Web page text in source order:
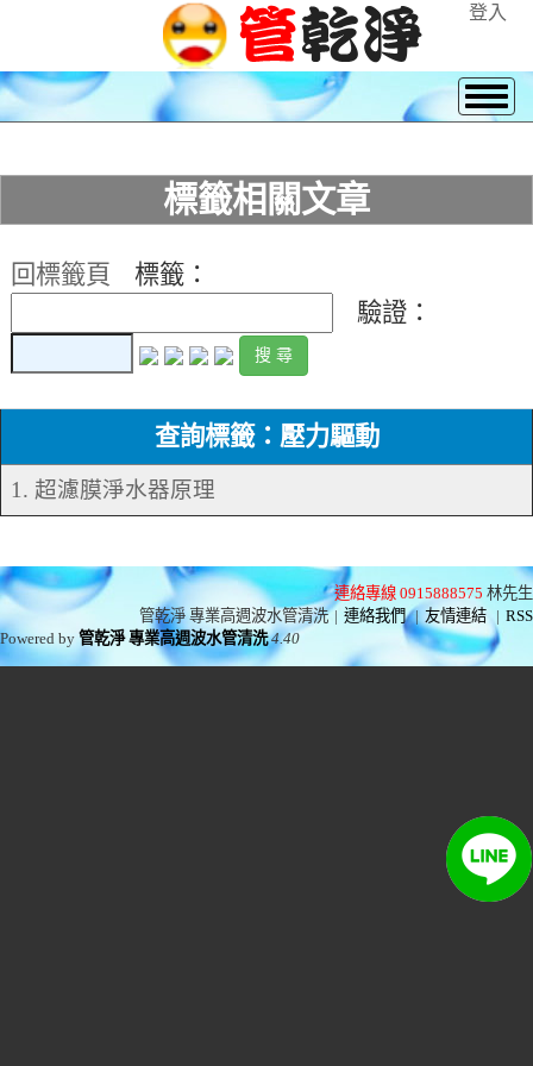
登入
標籤相關文章
回標籤頁
標籤：
驗證：
查詢標籤：壓力驅動
1. 超濾膜淨水器原理
連絡專線 0915888575 林先生
管乾淨 專業高週波水管清洗 | 連絡我們 | 友情連結 | RSS
Powered by管乾淨 專業高週波水管清洗 4.40